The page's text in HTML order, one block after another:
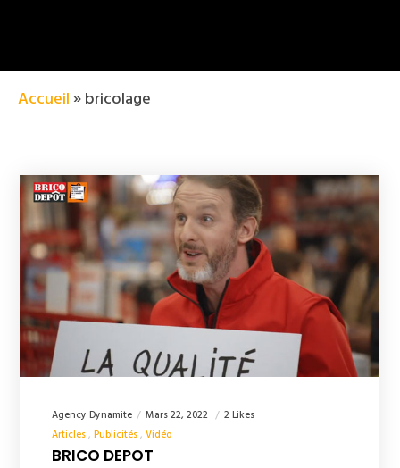
Accueil »bricolage
Agency Dynamite Mars 22, 2022
2 Likes
Articles Publicités Vidéo
BRICO DEPOT